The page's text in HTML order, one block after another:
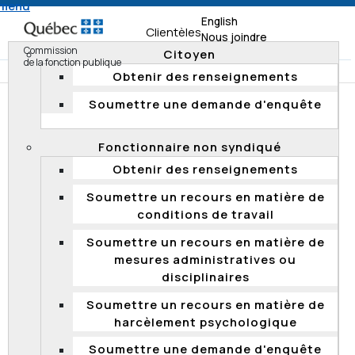
Commission
de la fonction publique
English
Nous joindre
Clientèles
Citoyen
Obtenir des renseignements
Soumettre une demande d'enquête
Fonctionnaire non syndiqué
Obtenir des renseignements
Soumettre un recours en matière de
conditions de travail
Soumettre un recours en matière de
mesures administratives ou
disciplinaires
Soumettre un recours en matière de
harcèlement psychologique
Soumettre une demande d'enquête
Accueil Documentation
Décisions
Décisions 2017
Refus d’entendre un appel reçu hors délai en matière de
processus de qualification en vue de la promotion
Refus d’entendre un appel reçu hors
délai en matière de processus de
qualification en vue de la promotion
concernant un appel, en vertu de l’article 35 de laLoi
sur la fonction publique, déposé à la suite d’une
décision du Centre de services partagés du Québec de